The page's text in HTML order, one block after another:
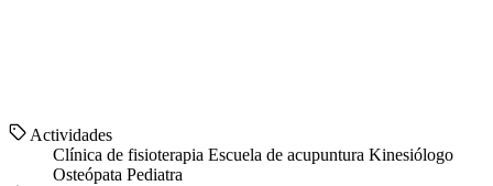
Actividades
Clínica de fisioterapia Escuela de acupuntura Kinesiólogo
Osteópata Pediatra